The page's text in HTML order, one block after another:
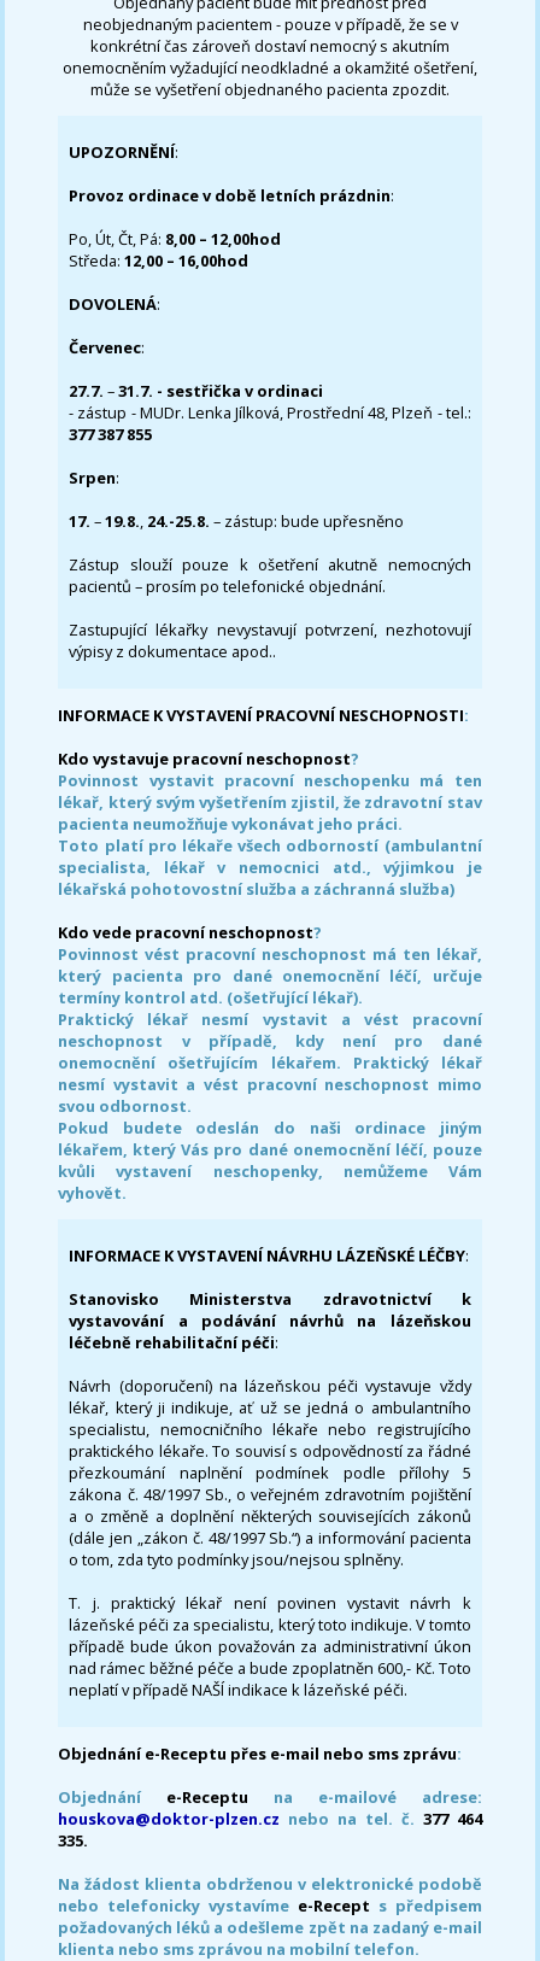
neobjednaným pacientem - pouze v případě, že se v
konkrétní čas zároveň dostaví nemocný s akutním
onemocněním vyžadující neodkladné a okamžité ošetření,
může se vyšetření objednaného pacienta zpozdit.
UPOZORNĚNÍ:
Provoz ordinace v době letních prázdnin:
Po, Út, Čt, Pá: 8,00 – 12,00hod
Středa:12,00 – 16,00hod
DOVOLENÁ:
Červenec:
27.7.–31.7. - sestřička v ordinaci
- zástup - MUDr. Lenka Jílková, Prostřední 48, Plzeň - tel.:
377 387 855
Srpen:
17. –19.8., 24.-25.8. – zástup: bude upřesněno
Zástup slouží pouze k ošetření akutně nemocných
pacientů – prosím po telefonické objednání.
Zastupující lékařky nevystavují potvrzení, nezhotovují
výpisy z dokumentace apod..
INFORMACE K VYSTAVENÍ PRACOVNÍ NESCHOPNOSTI:
Kdo vystavuje pracovní neschopnost?
Povinnost vystavit pracovní neschopenku má ten
lékař, který svým vyšetřením zjistil, že zdravotní stav
pacienta neumožňuje vykonávat jeho práci.
Toto platí pro lékaře všech odborností (ambulantní
specialista, lékař v nemocnici atd., výjimkou je
lékařská pohotovostní služba a záchranná služba)
Kdo vede pracovní neschopnost?
Povinnost vést pracovní neschopnost má ten lékař,
který pacienta pro dané onemocnění léčí, určuje
termíny kontrol atd. (ošetřující lékař).
Praktický lékař nesmí vystavit a vést pracovní
neschopnost v případě, kdy není pro dané
onemocnění ošetřujícím lékařem. Praktický lékař
nesmí vystavit a vést pracovní neschopnost mimo
svou odbornost.
Pokud budete odeslán do naši ordinace jiným
lékařem, který Vás pro dané onemocnění léčí, pouze
kvůli vystavení neschopenky, nemůžeme Vám
vyhovět.
INFORMACE K VYSTAVENÍ NÁVRHU LÁZEŇSKÉ LÉČBY:
Stanovisko Ministerstva zdravotnictví k
vystavování a podávání návrhů na lázeňskou
léčebně rehabilitační péči:
Návrh (doporučení) na lázeňskou péči vystavuje vždy
lékař, který ji indikuje, ať už se jedná o ambulantního
specialistu, nemocničního lékaře nebo registrujícího
praktického lékaře. To souvisí s odpovědností za řádné
přezkoumání naplnění podmínek podle přílohy 5
zákona č. 48/1997 Sb., o veřejném zdravotním pojištění
a o změně a doplnění některých souvisejících zákonů
(dále jen „zákon č. 48/1997 Sb.“) a informování pacienta
o tom, zda tyto podmínky jsou/nejsou splněny.
T. j. praktický lékař není povinen vystavit návrh k
lázeňské péči za specialistu, který toto indikuje. V tomto
případě bude úkon považován za administrativní úkon
nad rámec běžné péče a bude zpoplatněn 600,- Kč. Toto
neplatí v případě NAŠÍ indikace k lázeňské péči.
Objednání e-Receptu přes e-mail nebo sms zprávu:
Objednání e-Receptu na e-mailové adrese:
houskova@doktor-plzen.cz nebo na tel. č. 377 464
335.
Na žádost klienta obdrženou v elektronické podobě
nebo telefonicky vystavíme e-Recept s předpisem
požadovaných léků a odešleme zpět na zadaný e-mail
klienta nebo sms zprávou na mobilní telefon.